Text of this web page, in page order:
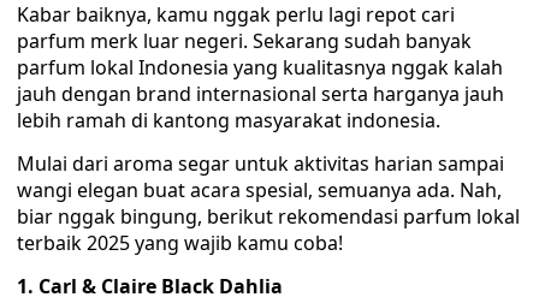
Kabar baiknya, kamu nggak perlu lagi repot cari
parfum merk luar negeri. Sekarang sudah banyak
parfum lokal Indonesia yang kualitasnya nggak kalah
jauh dengan brand internasional serta harganya jauh
lebih ramah di kantong masyarakat indonesia.
Mulai dari aroma segar untuk aktivitas harian sampai
wangi elegan buat acara spesial, semuanya ada. Nah,
biar nggak bingung, berikut rekomendasi parfum lokal
terbaik 2025 yang wajib kamu coba!
1. Carl & Claire Black Dahlia